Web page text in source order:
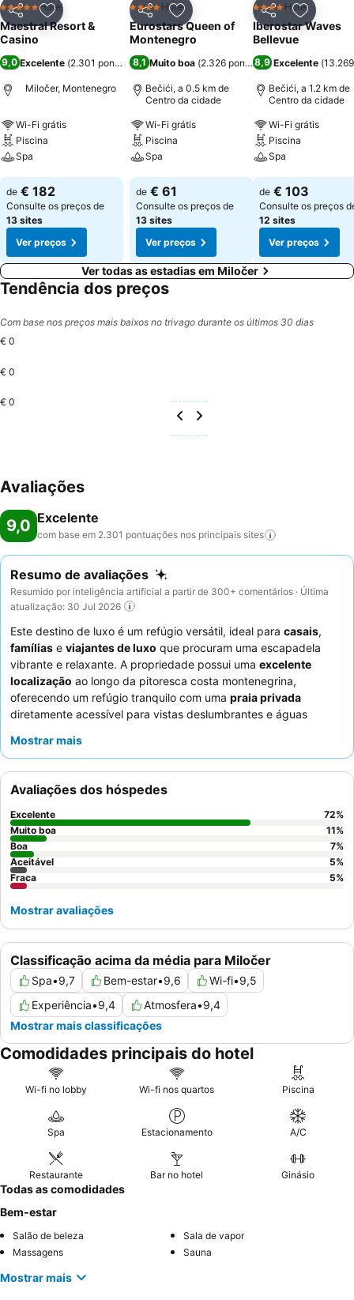
PartilharAdicionar aos favoritos
5 EstrelasHotel
Maestral Resort &
Casino
9,0 Excelente (2.301 pontuações)
Miločer, Montenegro
Wi-Fi grátis
Piscina
Spa
Ver preços
de € 182
Consulte os preços de
13 sites
Ver preços
PartilharAdicionar aos favoritos
4 EstrelasHotel
Eurostars Queen of
Montenegro
8,1 Muito boa (2.326 pontuações)
Bečići, a 0.5 km de
Centro da cidade
Wi-Fi grátis
Piscina
Spa
Ver preços
de € 61
Consulte os preços de
13 sites
Ver preços
Partilhar
4 EstrelasHotel
Iberostar Waves
Bellevue
8,9 Excelente (
Bečići, a 1.2 km de
Centro da cidade
Wi-Fi grátis
Piscina
Spa
Ver preços
de € 103
Consulte os preços
12 sites
Ver preços
Ver todas as estadias em Miločer
Tendência dos preços
Com base nos preços mais baixos no trivago durante os últimos 30 dias
€ 0
€ 0
€ 0
Avaliações
9,0 Excelente
com base em 2.301 pontuações nos principais sites
Resumo de avaliações
Resumido por inteligência artificial a partir de 300+ comentários · Última
atualização: 30 Jul 2026
Este destino de luxo é um refúgio versátil, ideal para casais,
famílias e viajantes de luxo que procuram uma escapadela
vibrante e relaxante. A propriedade possui uma excelente
localização ao longo da pitoresca costa montenegrina,
oferecendo um refúgio tranquilo com uma praia privada
diretamente acessível para vistas deslumbrantes e águas
deliciosa e variada
particular destaque. Os funcionários oferecem
consistentemente um serviço excecional e acolhedor,
garantindo uma estadia memorável. Para uma experiência
aprimorada, considere reservar um
mar
para desfrutar de vistas espetaculares e do som relaxante
das ondas.
Mostrar mais
Classificação acima da média para Miločer
Spa•9,7 Bem-estar•9,6 Wi-fi•9,5
Experiência•9,4 Atmosfera•9,4
Mostrar mais classificações
Avaliações dos hóspedes
Excelente 72%
Muito boa
11%
Boa
7%
Aceitável
5%
Fraca
5%
Mostrar avaliações
Comodidades principais do hotel
Wi-fi no lobby Wi-fi nos quartos Piscina
Spa Estacionamento A/C
Restaurante Bar no hotel Ginásio
Todas as comodidades
Bem-estar
Salão de beleza
Sala de vapor
Massagens
Sauna
Mostrar mais